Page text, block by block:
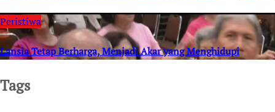
Peristiwa
Lansia Tetap Berharga, Menjadi Akar yang Menghidupi
Tags